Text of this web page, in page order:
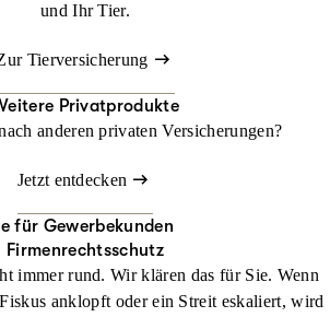
und Ihr Tier.
Tierversicherung
Privatprodukte
anderen privaten Versicherungen?
Jetzt entdecken
für Gewerbekunden
Firmenrechtsschutz
immer rund. Wir klären das für Sie. Wenn
anklopft oder ein Streit eskaliert, wird